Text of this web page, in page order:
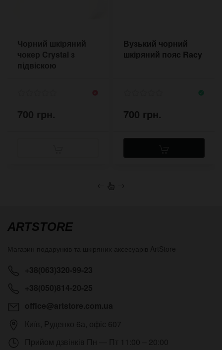
Чорний шкіряний
чокер Crystal з
підвіскою
700 грн.
Вузький чорний
шкіряний пояс Racy
700 грн.
← →
ARTSTORE